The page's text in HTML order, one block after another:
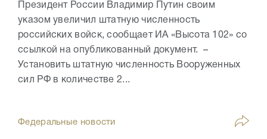
Президент России Владимир Путин своим
указом увеличил штатную численность
российских войск, сообщает ИА «Высота 102» со
ссылкой на опубликованный документ. –
Установить штатную численность Вооруженных
сил РФ в количестве 2...
Федеральные новости